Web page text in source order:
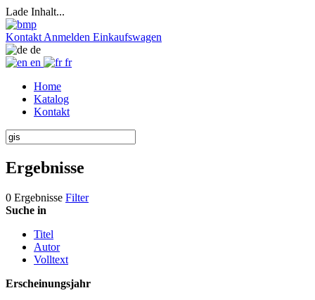
Lade Inhalt...
Kontakt Anmelden Einkaufswagen
de
en
fr
Home
Katalog
Kontakt
Ergebnisse
0 Ergebnisse Filter
Suche in
Titel
Autor
Volltext
Erscheinungsjahr